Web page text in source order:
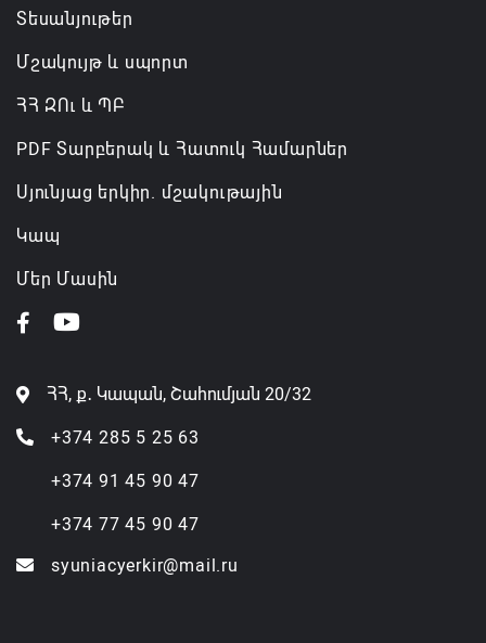
06.08.2026 12:45
Տեսանյութեր
Մշակույթ և սպորտ
ՀՀ ԶՈւ և ՊԲ
PDF Տարբերակ և Հատուկ Համարներ
Սյունյաց երկիր. մշակութային
Կապ
Մեր Մասին
ՀՀ, ք․ Կապան, Շահումյան 20/32
+374 285 5 25 63
+374 91 45 90 47
+374 77 45 90 47
syuniacyerkir@mail.ru